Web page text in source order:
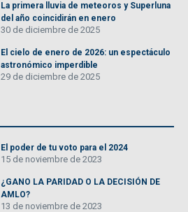
La primera lluvia de meteoros y Superluna
del año coincidirán en enero
30 de diciembre de 2025
El cielo de enero de 2026: un espectáculo
astronómico imperdible
29 de diciembre de 2025
El poder de tu voto para el 2024
15 de noviembre de 2023
¿GANO LA PARIDAD O LA DECISIÓN DE
AMLO?
13 de noviembre de 2023